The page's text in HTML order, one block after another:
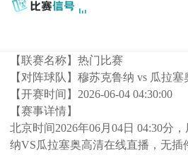
【联赛名称】热门比赛
【对阵球队】穆苏克鲁纳 vs 瓜拉塞
【开赛时间】 2026-06-04 04:30:00
【赛事详情】
北京时间2026年06月04日 04:30分
纳VS瓜拉塞奥高清在线直播，无插